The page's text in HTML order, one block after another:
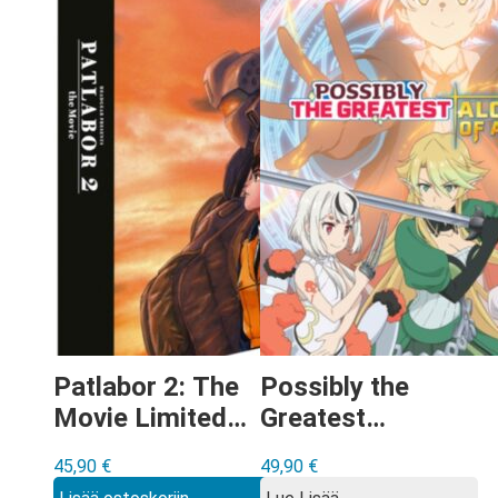
Patlabor 2: The
Movie Limited
Edition Blu-ray
45,90 €
Possibly the
Greatest
Time: The
49,90 €